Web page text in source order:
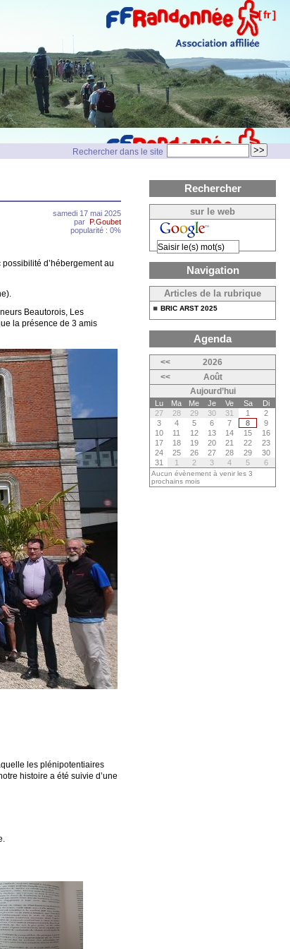
[fr]
Rechercher dans le site
samedi 17 mai 2025
par P.Goubet
popularité : 0%
d’hébergement au
Beautorois, Les
la présence de 3 amis
les plénipotentiaires
histoire a été suivie d’une
Rechercher
sur le web
Navigation
Articles de la rubrique
BRIC ARST 2025
Agenda
<<
2026
<<
Août
Aujourd’hui
Lu Ma Me Je Ve Sa
Di
27
28 29 30 31 1
2
3
4 5 6 7 8
9
10
11 12 13 14 15
16
17
18 19 20 21 22
23
24
25 26 27 28 29
30
31
1 2 3 4 5 6
Aucun évènement à venir les 3
prochains mois